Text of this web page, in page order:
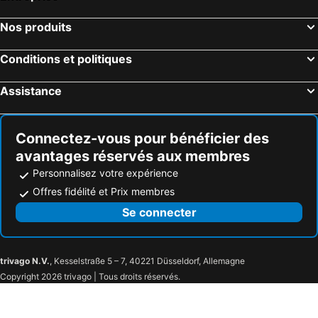
Nos produits
Conditions et politiques
Assistance
Connectez-vous pour bénéficier des
avantages réservés aux membres
Personnalisez votre expérience
Offres fidélité et Prix membres
Se connecter
trivago N.V., Kesselstraße 5 – 7, 40221 Düsseldorf, Allemagne
Copyright 2026 trivago | Tous droits réservés.